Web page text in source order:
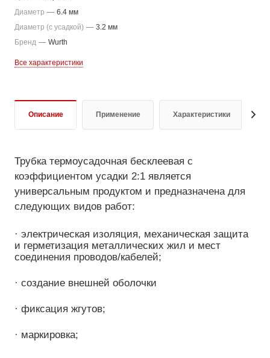
Диаметр — 6.4 мм
Диаметр (с усадкой) — 3.2 мм
Бренд — Wurth
Все характеристики
Описание Применение Характеристики
Трубка термоусадочная бесклеевая с
коэффициентом усадки 2:1 является
универсальным продуктом и предназначена для
следующих видов работ:
· электрическая изоляция, механическая защита
и герметизация металлических жил и мест
соединения проводов/кабелей;
· создание внешней оболочки
· фиксация жгутов;
· маркировка;